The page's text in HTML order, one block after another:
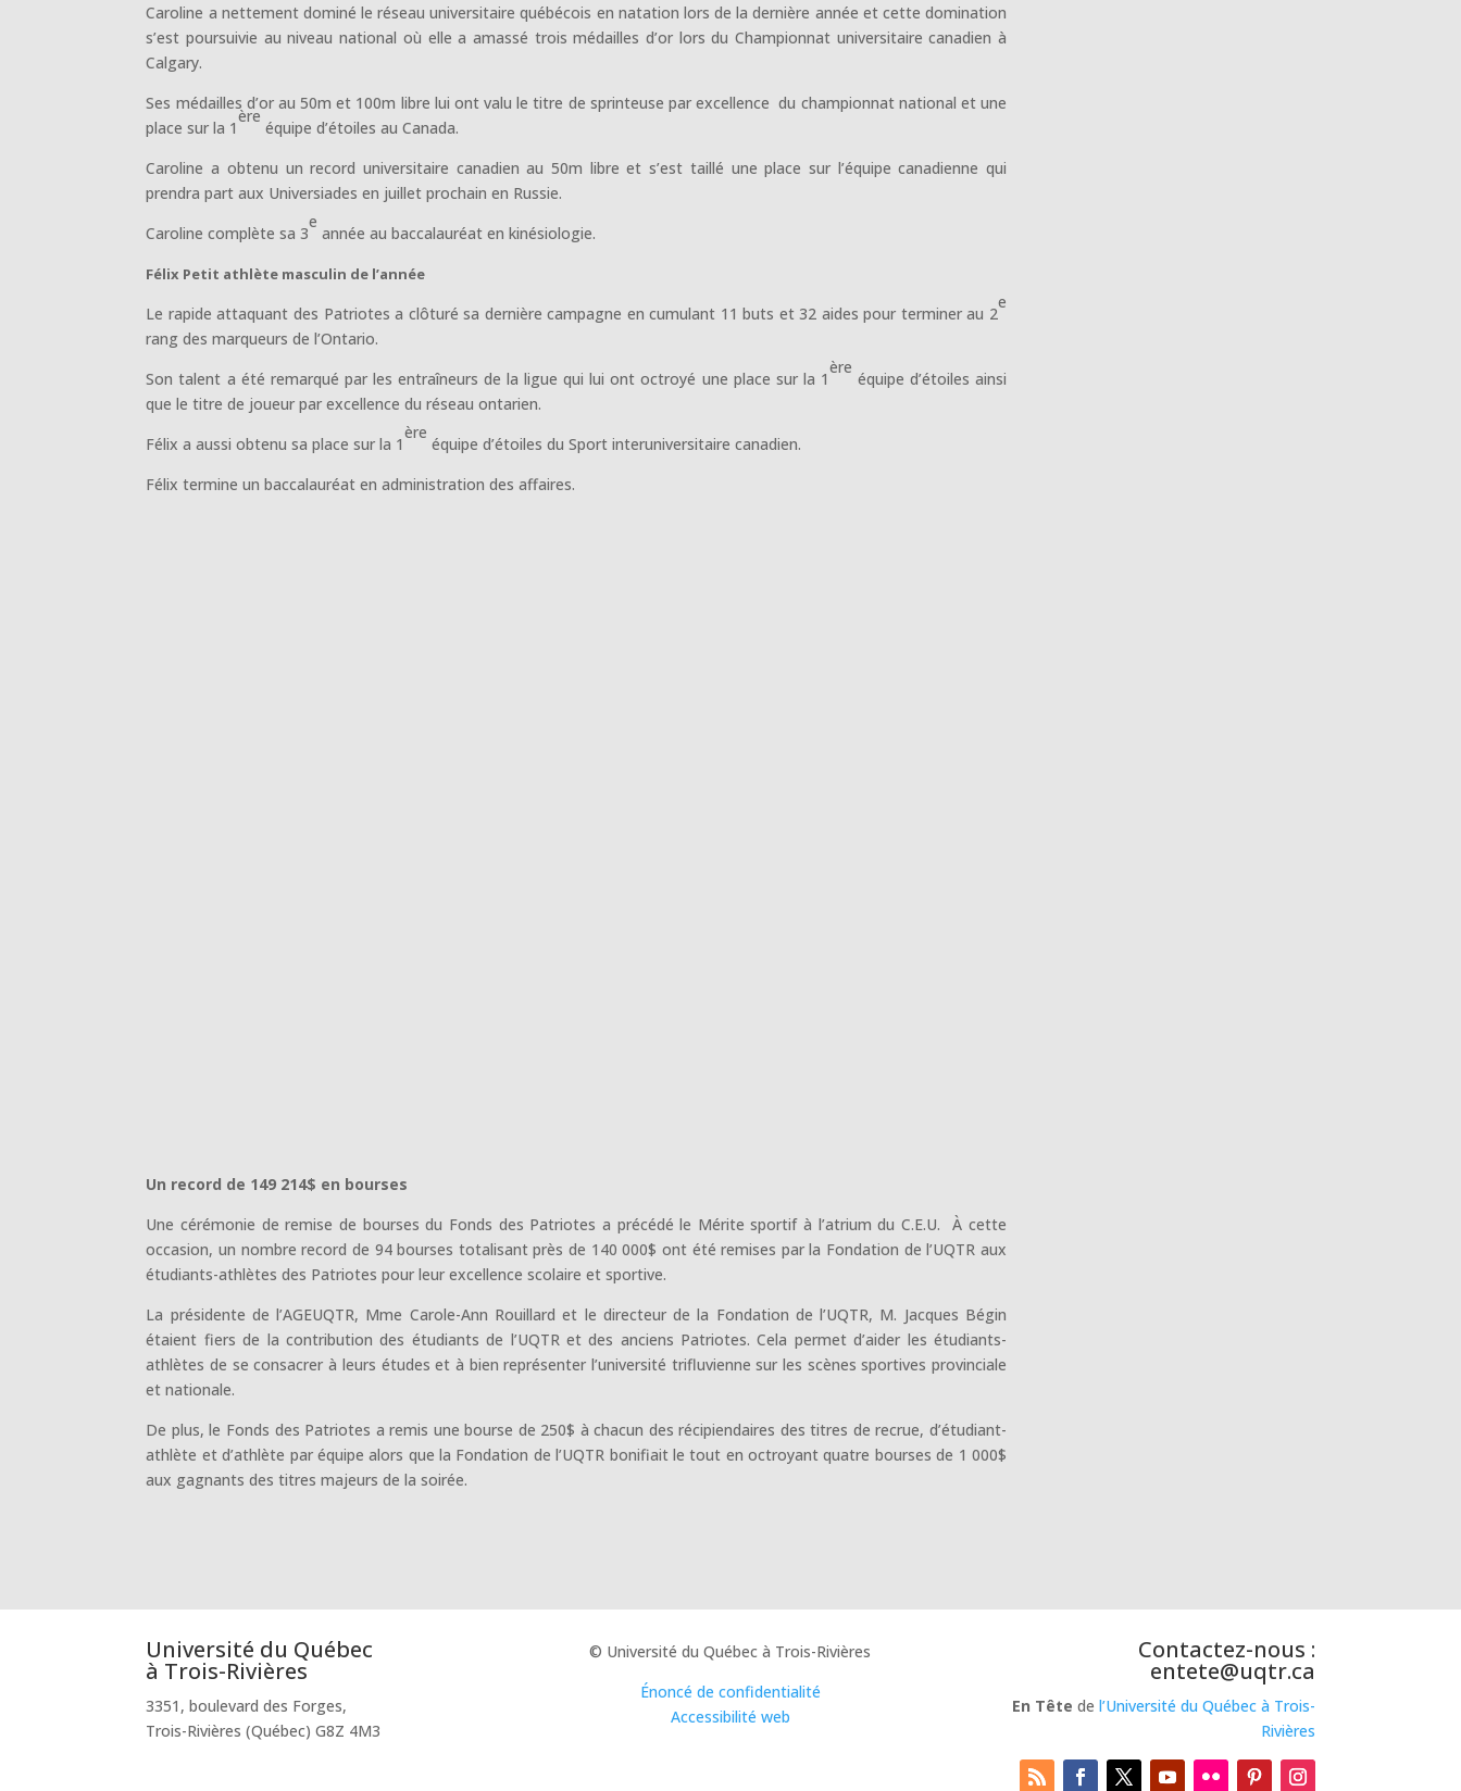
Caroline a nettement dominé le réseau universitaire québécois en natation lors de la dernière année et cette domination
s’est poursuivie au niveau national où elle a amassé trois médailles d’or lors du Championnat universitaire canadien à
Calgary.
Ses médailles d’or au 50m et 100m libre lui ont valu le titre de sprinteuse par excellence du championnat national et une
place sur la 1
ère
équipe d’étoiles au Canada.
Caroline a obtenu un record universitaire canadien au 50m libre et s’est taillé une place sur l’équipe canadienne qui
prendra part aux Universiades en juillet prochain en Russie.
Caroline complète sa 3
e
année au baccalauréat en kinésiologie.
Félix Petit athlète masculin de l’année
Le rapide attaquant des Patriotes a clôturé sa dernière campagne en cumulant 11 buts et 32 aides pour terminer au 2
e
rang des marqueurs de l’Ontario.
Son talent a été remarqué par les entraîneurs de la ligue qui lui ont octroyé une place sur la 1
ère
équipe d’étoiles ainsi
que le titre de joueur par excellence du réseau ontarien.
Félix a aussi obtenu sa place sur la 1
ère
équipe d’étoiles du Sport interuniversitaire canadien.
Félix termine un baccalauréat en administration des affaires.
Un record de 149 214$ en bourses
Une cérémonie de remise de bourses du Fonds des Patriotes a précédé le Mérite sportif à l’atrium du C.E.U. À cette
occasion, un nombre record de 94 bourses totalisant près de 140 000$ ont été remises par la Fondation de l’UQTR aux
étudiants-athlètes des Patriotes pour leur excellence scolaire et sportive.
La présidente de l’AGEUQTR, Mme Carole-Ann Rouillard et le directeur de la Fondation de l’UQTR, M. Jacques Bégin
étaient fiers de la contribution des étudiants de l’UQTR et des anciens Patriotes. Cela permet d’aider les étudiants-
athlètes de se consacrer à leurs études et à bien représenter l’université trifluvienne sur les scènes sportives provinciale
et nationale.
De plus, le Fonds des Patriotes a remis une bourse de 250$ à chacun des récipiendaires des titres de recrue, d’étudiant-
athlète et d’athlète par équipe alors que la Fondation de l’UQTR bonifiait le tout en octroyant quatre bourses de 1 000$
aux gagnants des titres majeurs de la soirée.
Université du Québec
à Trois-Rivières
3351, boulevard des Forges,
Trois-Rivières (Québec) G8Z 4M3
© Université du Québec à Trois-Rivières
Énoncé de confidentialité
Accessibilité web
Contactez-nous :
entete@uqtr.ca
En Tête de l’Université du Québec à Trois-
Rivières